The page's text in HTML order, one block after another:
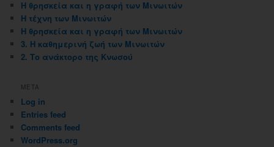
Η θρησκεία και η γραφή των Μινωιτών
Η τέχνη των Μινωιτών
Η θρησκεία και η γραφή των Μινωιτών
3. Η καθημερινή ζωή των Μινωιτών
2. Το ανάκτορο της Κνωσού
META
Log in
Entries feed
Comments feed
WordPress.org